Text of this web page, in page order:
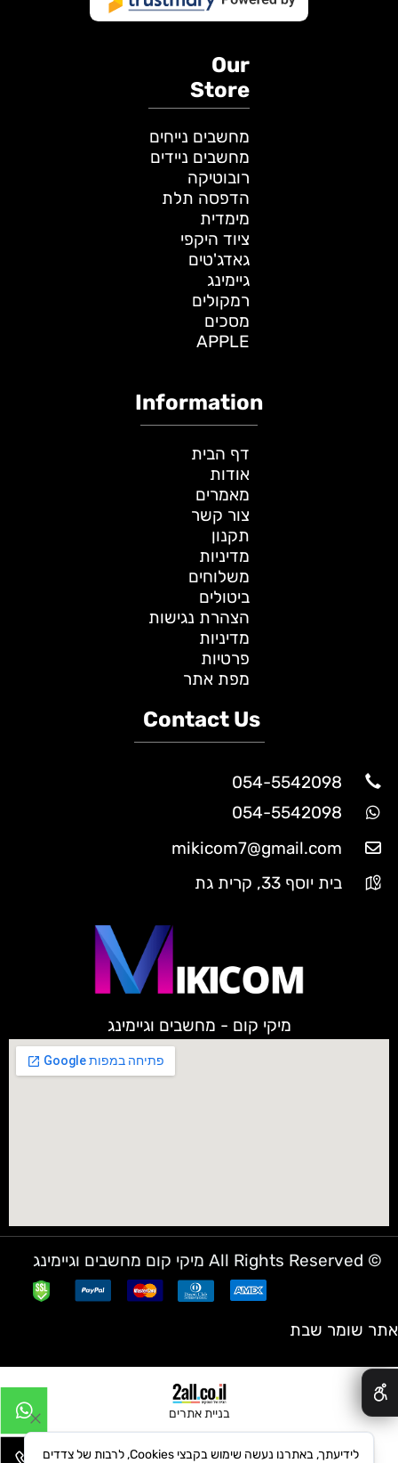
Our
Store
מחשבים נייחים
מחשבים ניידים
רובוטיקה
הדפסה תלת
מימדית
ציוד היקפי
גאדג'טים
גיימינג
רמקולים
מסכים
APPLE
Information
דף הבית
אודות
מאמרים
צור קשר
תקנון
מדיניות
משלוחים
ביטולים
הצהרת נגישות
מדיניות
פרטיות
מפת אתר
Contact Us
054-5542098
054-5542098
mikicom7@gmail.com
בית יוסף 33, קרית גת
מיקי קום - מחשבים וגיימינג
© All Rights Reserved מיקי קום מחשבים וגיימינג
אתר שומר שבת
בניית אתרים
לידיעתך, באתרנו נעשה שימוש בקבצי Cookies, לרבות של צדדים